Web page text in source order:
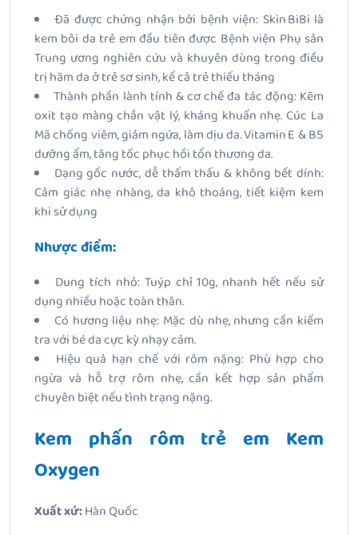
Đã được chứng nhận bởi bệnh viện: Skin BiBi là
kem bôi da trẻ em đầu tiên được Bệnh viện Phụ sản
Trung ương nghiên cứu và khuyên dùng trong điều
trị hăm da ở trẻ sơ sinh, kể cả trẻ thiếu tháng
Thành phần lành tính & cơ chế đa tác động: Kẽm
oxit tạo màng chắn vật lý, kháng khuẩn nhẹ. Cúc La
Mã chống viêm, giảm ngứa, làm dịu da. Vitamin E & B5
dưỡng ẩm, tăng tốc phục hồi tổn thương da.
Dạng gốc nước, dễ thẩm thấu & không bết dính:
Cảm giác nhẹ nhàng, da khô thoáng, tiết kiệm kem
khi sử dụng
Nhược điểm:
Dung tích nhỏ: Tuýp chỉ 10g, nhanh hết nếu sử
dụng nhiều hoặc toàn thân.
Có hương liệu nhẹ: Mặc dù nhẹ, nhưng cần kiểm
tra với bé da cực kỳ nhạy cảm.
Hiệu quả hạn chế với rôm nặng: Phù hợp cho
ngừa và hỗ trợ rôm nhẹ, cần kết hợp sản phẩm
chuyên biệt nếu tình trạng nặng.
Kem phấn rôm trẻ em Kem
Oxygen
Xuất xứ:Hàn Quốc